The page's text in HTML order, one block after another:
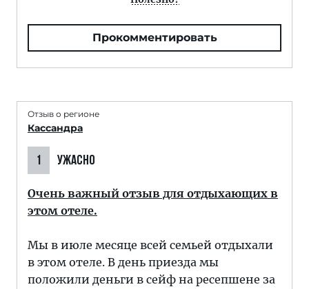
Прокомментировать
Отзыв о регионе
Кассандра
1 УЖАСНО
Очень важный отзыв для отдыхающих в
этом отеле.
Мы в июле месяце всей семьей отдыхали
в этом отеле. В день приезда мы
положили деньги в сейф на ресепшене за